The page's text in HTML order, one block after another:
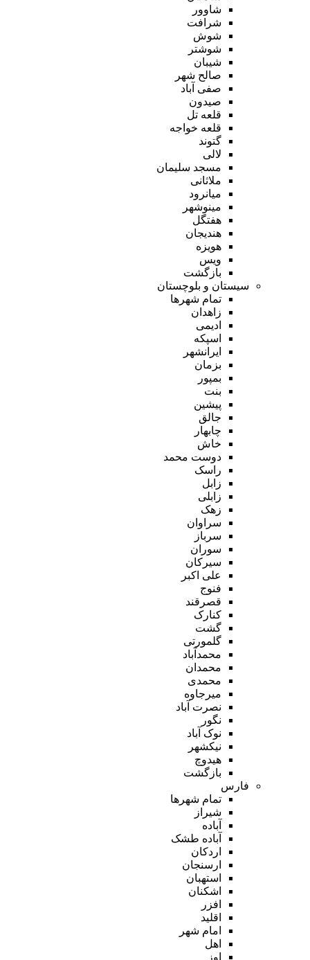
شاوور
شرافت
شوش
شوشتر
شیبان
صالح شهر
صفی آباد
صیدون
قلعه تل
قلعه خواجه
گتوند
لالی
مسجد سلیمان
ملاثانی
میانرود
مینوشهر
هفتگل
هندیجان
هویزه
ویس
بازگشت
سیستان و بلوچستان
تمام شهر‌ها
زاهدان
ادیمی
اسپکه
ایرانشهر
بزمان
بمپور
بنت
پیشین
جالق
چابهار
خاش
دوست محمد
راسک
زابل
زابلی
زهک
سراوان
سرباز
سوران
سیرکان
علی اکبر
فنوج
قصرقند
کنارک
گشت
گلمورتی
محمدآباد
محمدان
محمدی
میرجاوه
نصرت آباد
نگور
نوک آباد
نیکشهر
هیدوچ
بازگشت
فارس
تمام شهر‌ها
شیراز
آباده
آباده طشک
اردکان
ارسنجان
استهبان
اشکنان
افزر
اقلید
امام شهر
اهل
اوز